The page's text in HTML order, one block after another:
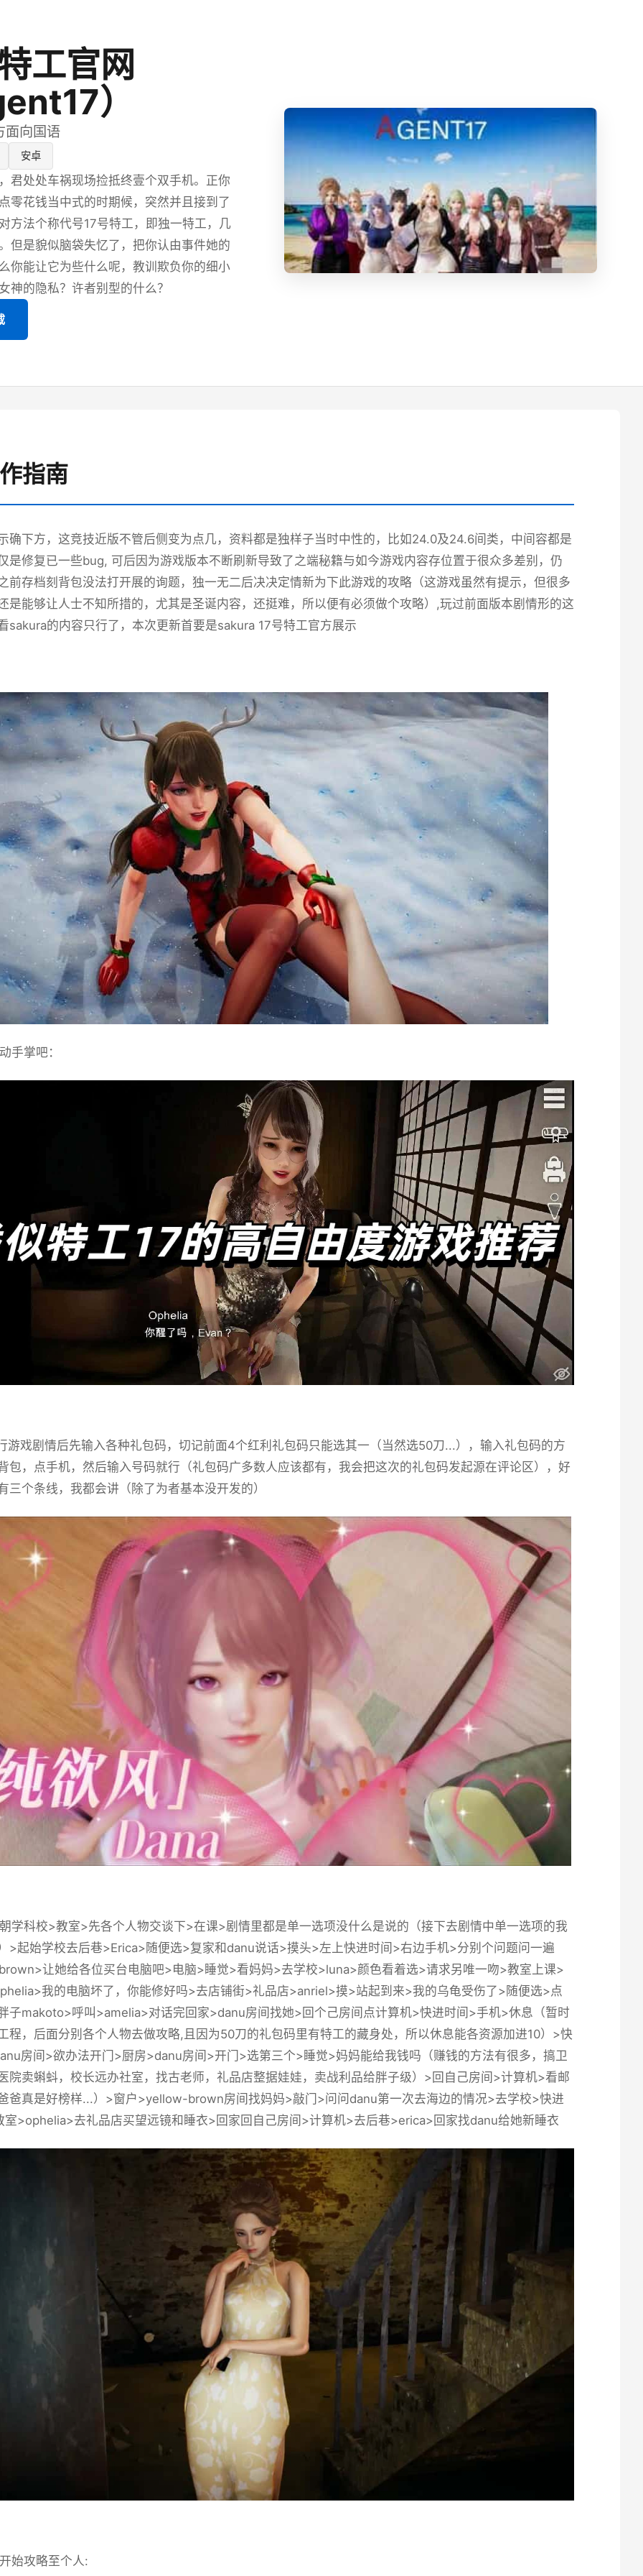
工官网
）
面向国语
安卓
君处处车祸现场捡抵终壹个双手机。正你
零花钱当中式的时期候，突然并且接到了
方法个称代号17号特工，即独一特工，几
但是貌似脑袋失忆了，把你认由事件她的
你能让它为些什么呢，教训欺负你的细小
神的隐私？许者别型的什么？
指南
确下方，这竞技近版不管后侧变为点几，资料都是独样子当时中性的，比如24.0及24.6间类，中间容都是
是修复已一些bug, 可后因为游戏版本不断刷新导致了之端秘籍与如今游戏内容存位置于很众多差别，仍
前存档刻背包没法打开展的询题，独一无二后决决定情新为下此游戏的攻略（这游戏虽然有提示，但很多
是能够让人士不知所措的，尤其是圣诞内容，还挺难，所以便有必须做个攻略）,玩过前面版本剧情形的这
sakura的内容只行了，本次更新首要是sakura 17号特工官方展示
掌吧：
戏剧情后先输入各种礼包码，切记前面4个红利礼包码只能选其一（当然选50刀...），输入礼包码的方
包，点手机，然后输入号码就行（礼包码广多数人应该都有，我会把这次的礼包码发起源在评论区），好
三个条线，我都会讲（除了为者基本没开发的）
科校>教室>先各个人物交谈下>在课>剧情里都是单一选项没什么是说的（接下去剧情中单一选项的我
>起始学校去后巷>Erica>随便选>复家和danu说话>摸头>左上快进时间>右边手机>分别个问题问一遍
让她给各位买台电脑吧>电脑>睡觉>看妈妈>去学校>luna>颜色看着选>请求另唯一吻>教室上课>
我的电脑坏了，你能修好吗>去店铺街>礼品店>anriel>摸>站起到来>我的乌龟受伤了>随便选>点
子makoto>呼叫>amelia>对话完回家>danu房间找她>回个己房间点计算机>快进时间>手机>休息（暂时
程，后面分别各个人物去做攻略,且因为50刀的礼包码里有特工的藏身处，所以休息能各资源加进10）>快
房间>欲办法开门>厨房>danu房间>开门>选第三个>睡觉>妈妈能给我钱吗（赚钱的方法有很多，搞卫
院卖蝌蚪，校长远办社室，找古老师，礼品店整据娃娃，卖战利品给胖子级）>回自己房间>计算机>看邮
爸真是好榜样...）>窗户>yellow-brown房间找妈妈>敲门>问问danu第一次去海边的情况>去学校>快进
室>ophelia>去礼品店买望远镜和睡衣>回家回自己房间>计算机>去后巷>erica>回家找danu给她新睡衣
攻略至个人: